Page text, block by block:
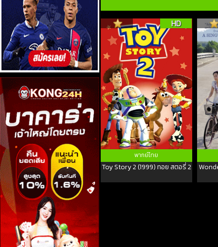
HD
พากย์ไทย
Toy Story 2 (1999) ทอย สตอรี่ 2